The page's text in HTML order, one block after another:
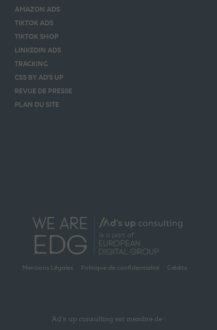
AMAZON ADS
TIKTOK ADS
TIKTOK SHOP
LINKEDIN ADS
TRACKING
CSS BY AD’S UP
REVUE DE PRESSE
PLAN DU SITE
Mentions Légales Politique de confidentialité Crédits
Ad’s up consulting est membre de :